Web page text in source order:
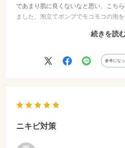
であまり肌に良くないなと思い、こち
ました。泡立てポンプでモコモコの泡
が出る事もなかったです。まだ使い始
で少しでもニキビや湿疹ができる回数
続きを読
参考にな
ニキビ対策